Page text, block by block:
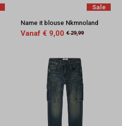
Sale
Name it blouse Nkmnoland
Vanaf € 9,00 € 29,99